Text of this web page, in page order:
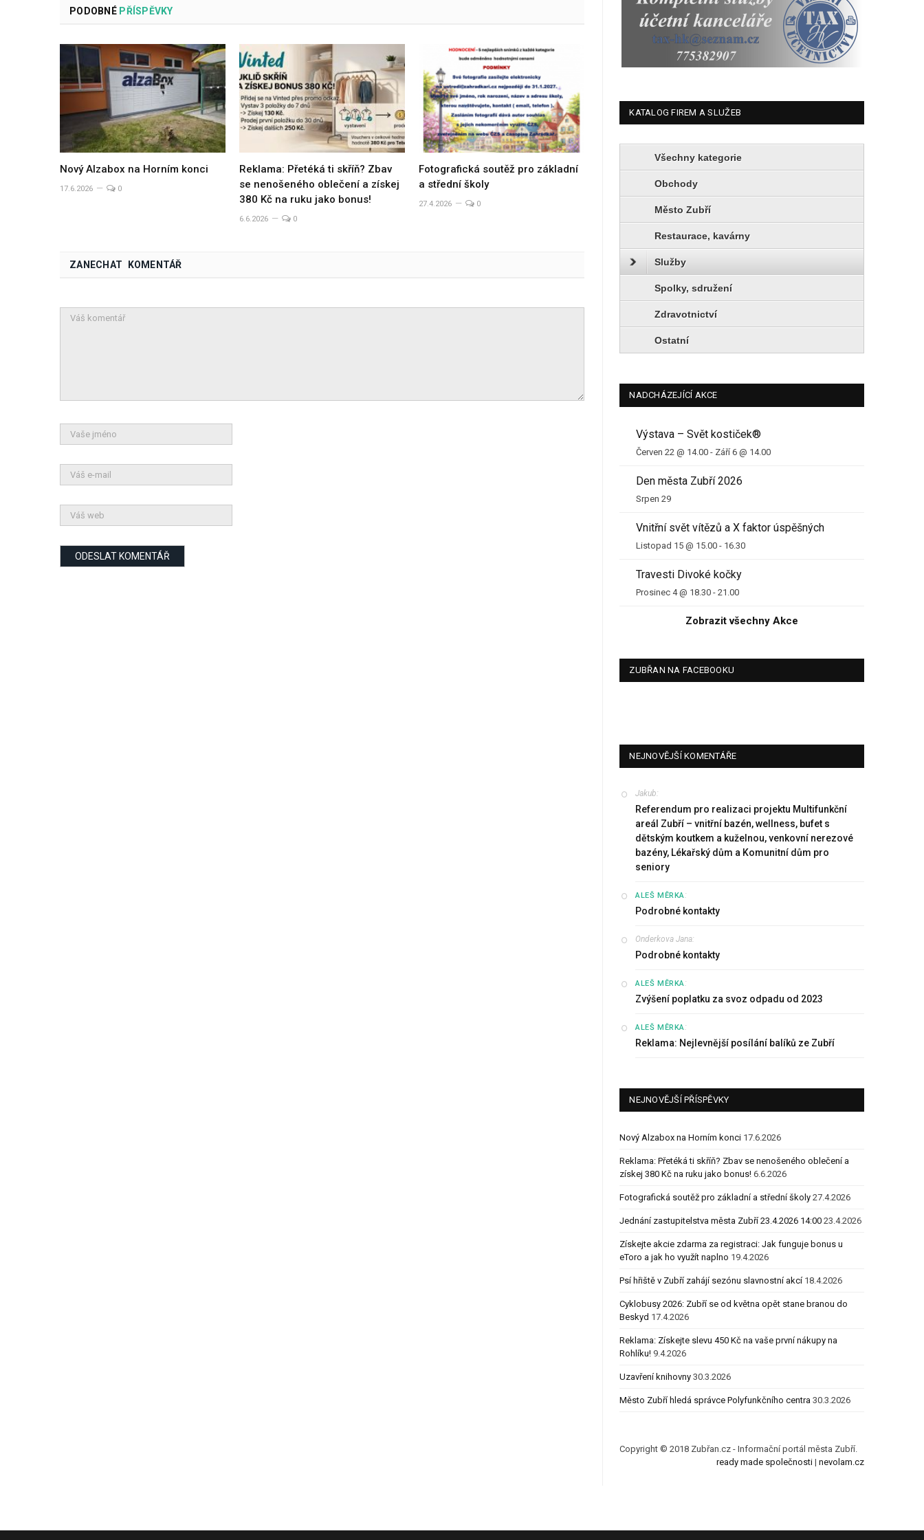
PODOBNÉPŘÍSPĚVKY
Nový Alzabox na Horním konci
17.6.2026 0
Reklama: Přetéká ti skříň? Zbav
se nenošeného oblečení a získej
380 Kč na ruku jako bonus!
6.6.2026 0
Fotografická soutěž pro základní
a střední školy
27.4.2026 0
ZANECHAT KOMENTÁŘ
KATALOG FIREM A SLUŽEB
Všechny kategorie
Obchody
Město Zubří
Restaurace, kavárny
Služby
Spolky, sdružení
Zdravotnictví
Ostatní
NADCHÁZEJÍCÍ AKCE
Výstava – Svět kostiček®
Červen 22 @ 14.00 - Září 6 @ 14.00
Den města Zubří 2026
Srpen 29
Vnitřní svět vítězů a X faktor úspěšných
Listopad 15 @ 15.00 - 16.30
Travesti Divoké kočky
Prosinec 4 @ 18.30 -21.00
Zobrazit všechny Akce
ZUBŘAN NA FACEBOOKU
NEJNOVĚJŠÍ KOMENTÁŘE
Jakub:
Referendum pro realizaci projektu Multifunkční
areál Zubří – vnitřní bazén, wellness, bufet s
dětským koutkem a kuželnou, venkovní nerezové
bazény, Lékařský dům a Komunitní dům pro
seniory
ALEŠ MĚRKA:
Podrobné kontakty
Onderkova Jana:
Podrobné kontakty
ALEŠ MĚRKA:
Zvýšení poplatku za svoz odpadu od 2023
ALEŠ MĚRKA:
Reklama: Nejlevnější posílání balíků ze Zubří
NEJNOVĚJŠÍ PŘÍSPĚVKY
Nový Alzabox na Horním konci 17.6.2026
Reklama: Přetéká ti skříň? Zbav se nenošeného oblečení a
získej 380 Kč na ruku jako bonus! 6.6.2026
Fotografická soutěž pro základní a střední školy 27.4.2026
Jednání zastupitelstva města Zubří 23.4.2026 14:00 23.4.2026
Získejte akcie zdarma za registraci: Jak funguje bonus u
eToro a jak ho využít naplno 19.4.2026
Psí hřiště v Zubří zahájí sezónu slavnostní akcí 18.4.2026
Cyklobusy 2026: Zubří se od května opět stane branou do
Beskyd 17.4.2026
Reklama: Získejte slevu 450 Kč na vaše první nákupy na
Rohlíku! 9.4.2026
Uzavření knihovny 30.3.2026
Město Zubří hledá správce Polyfunkčního centra 30.3.2026
Copyright © 2018 Zubřan.cz - Informační portál města Zubří.
ready made společnosti| nevolam.cz